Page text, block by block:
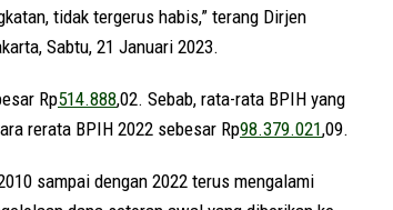
tidak tergerus habis,” terang Dirjen
Sabtu, 21 Januari 2023.
Rp514.888,02. Sebab, rata-rata BPIH yang
rerata BPIH 2022 sebesar Rp98.379.021,09.
sampai dengan 2022 terus mengalami